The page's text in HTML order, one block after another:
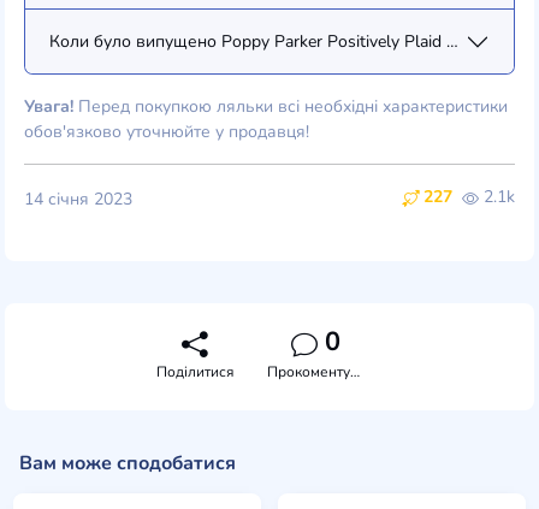
Коли було випущено Poppy Parker Positively Plaid Poppy
Увага! Перед покупкою ляльки всі необхідні характеристики
обов'язково уточнюйте у продавця!
227 2.1k
14 січня 2023
Поділитися
0
Прокоментувати
Вам може сподобатися